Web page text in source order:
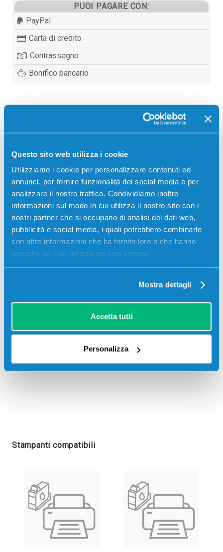
Questo sito web utilizza i cookie
Utilizziamo i cookie per personalizzare contenuti ed
annunci, per fornire funzionalità dei social media e per
analizzare il nostro traffico. Condividiamo inoltre
informazioni sul modo in cui utilizza il nostro sito con i
nostri partner che si occupano di analisi dei dati web,
pubblicità e social media, i quali potrebbero combinarle
con altre informazioni che ha fornito loro o che hanno
raccolto dal suo utilizzo dei loro servizi.
Mostra dettagli
Accetta tutti
Personalizza
PUOI PAGARE CON:
PayPal
Carta di credito
Contrassegno
Bonifico bancario
Toner originale Oki 46490605 GIALLO 6000 pagine
OPTRA C532DN
Stampanti compatibili